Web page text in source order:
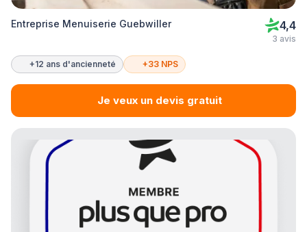
Entreprise Menuiserie Guebwiller 4,4
3 avis
+12 ans d'ancienneté +33 NPS
Je veux un devis gratuit